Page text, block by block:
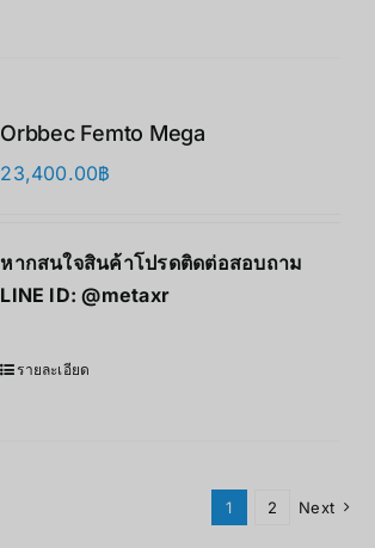
Orbbec Femto Mega
23,400.00฿
หากสนใจสินค้าโปรดติดต่อสอบถาม
LINE ID:@metaxr
รายละเอียด
1 2 Next